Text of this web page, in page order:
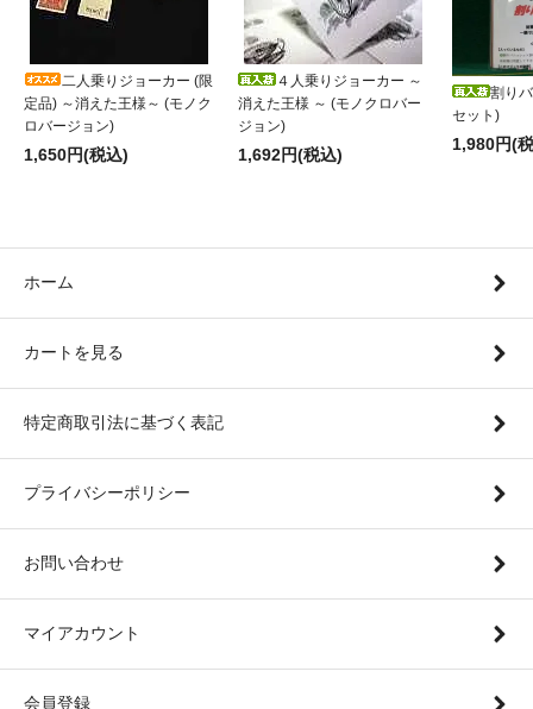
二人乗りジョーカー (限
定品) ～消えた王様～ (モノク
ロバージョン)
1,650円(税込)
４人乗りジョーカー ～
消えた王様 ～ (モノクロバー
ジョン)
1,692円(税込)
割り
セット)
1,980円(
ホーム
カートを見る
特定商取引法に基づく表記
プライバシーポリシー
お問い合わせ
マイアカウント
会員登録